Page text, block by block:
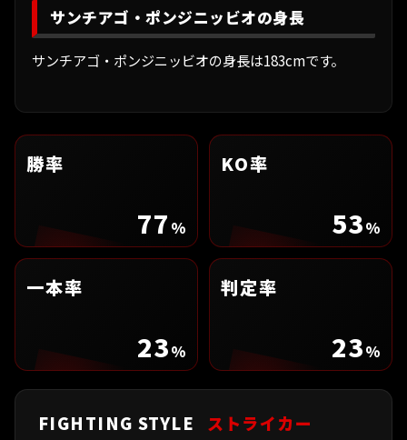
サンチアゴ・ポンジニッビオの身長
サンチアゴ・ポンジニッビオの身長は183cmです。
勝率
77 %
KO率
53%
一本率
23%
判定率
23%
FIGHTING STYLE ストライカー